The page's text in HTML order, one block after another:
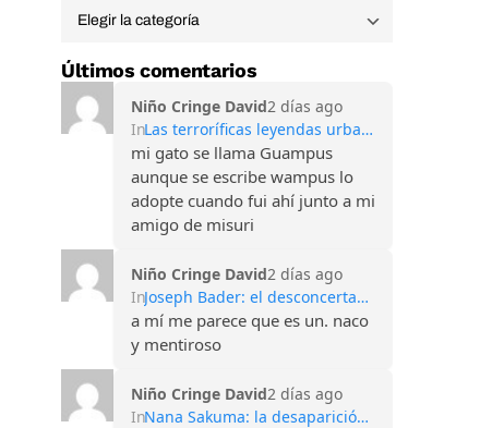
Últimos comentarios
Niño Cringe David2 días ago
In
Las terroríficas leyendas urbanas de las Montañas Apalaches
mi gato se llama Guampus
aunque se escribe wampus lo
adopte cuando fui ahí junto a mi
amigo de misuri
Niño Cringe David2 días ago
In
Joseph Bader: el desconcertante caso del hombre que perdió todos sus recuerdos
a mí me parece que es un. naco
y mentiroso
Niño Cringe David2 días ago
In
Nana Sakuma: la desaparición que conmocionó Japón y sigue sin explicación